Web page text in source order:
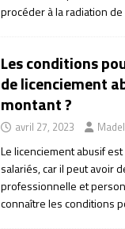
procéder à la radiation
Les conditions
de licenciement
montant ?
avril 27, 2023
Le licenciement abusif
salariés, car il peut avoir
professionnelle et
connaître les conditions